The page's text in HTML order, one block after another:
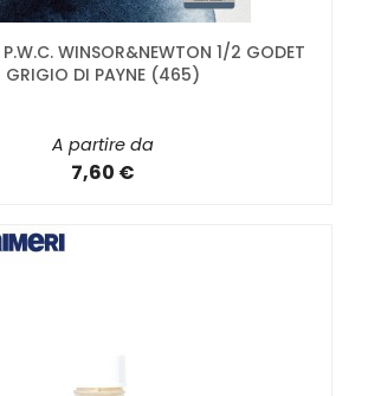
P.W.C. WINSOR&NEWTON 1/2 GODET
GRIGIO DI PAYNE (465)
A partire da
7,60 €